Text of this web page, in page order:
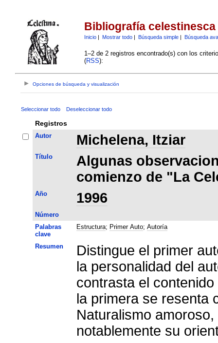
Bibliografía celestinesca
Inicio| Mostrar todo| Búsqueda simple| Búsqueda
1–2 de 2 registros encontrado(s) con los
(RSS):
Opciones de búsqueda y visualización
Seleccionar todo Deseleccionar todo
Registros
Autor Michelena, Itziar
Título
Algunas
comienzo de "La
Año 1996
Número
Palabras
clave
Estructura; Primer Auto; Autoría
Resumen
Distingue el primer
la personalidad del
contrasta el
la primera se resenta
Naturalismo
notablemente su